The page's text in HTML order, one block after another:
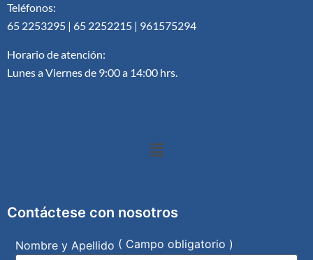
Teléfonos:
65 2253295 | 65 2252215 | 961575294
Horario de atención:
Lunes a Viernes de 9:00 a 14:00 hrs.
Contáctese con nosotros
Nombre y Apellido ( Campo obligatorio )